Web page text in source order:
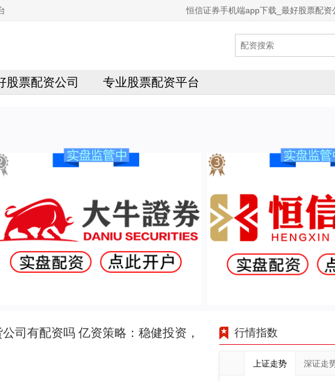
恒信证券手机端app下载_最好股票配
股票配资公司 专业股票配资平台
司有配资吗 亿资策略：稳健投资，
行情指数
上证走势 深证走